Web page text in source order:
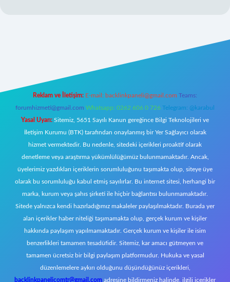
Reklam ve İletişim: E-mail: backlinkpaneli@gmail.com Teams:
forumhizmeti@gmail.com Whatsapp: 0262 606 0 726 Telegram: @karabul
Yasal Uyarı: Sitemiz, 5651 Sayılı Kanun gereğince Bilgi Teknolojileri ve
İletişim Kurumu (BTK) tarafından onaylanmış bir Yer Sağlayıcı olarak
hizmet vermektedir. Bu nedenle, sitedeki içerikleri proaktif olarak
denetleme veya araştırma yükümlülüğümüz bulunmamaktadır. Ancak,
üyelerimiz yazdıkları içeriklerin sorumluluğunu taşımakta olup, siteye üye
olarak bu sorumluluğu kabul etmiş sayılırlar. Bu internet sitesi, herhangi bir
marka, kurum veya şahıs şirketi ile hiçbir bağlantısı bulunmamaktadır.
Sitede yalnızca kendi hazırladığımız makaleler paylaşılmaktadır. Burada yer
alan içerikler haber niteliği taşımamakta olup, gerçek kurum ve kişiler
hakkında paylaşım yapılmamaktadır. Gerçek kurum ve kişiler ile isim
benzerlikleri tamamen tesadüfidir. Sitemiz, kar amacı gütmeyen ve
tamamen ücretsiz bir bilgi paylaşım platformudur. Hukuka ve yasal
düzenlemelere aykırı olduğunu düşündüğünüz içerikleri,
backlinkpanelicomtr@gmail.com adresine bildirmeniz halinde, ilgili içerikler